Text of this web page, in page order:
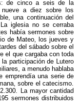
de cinco a seis de la
a diez sobre los
una continuación del
iglesia no se cerraba
había sermones sobre
de Mateo, los jueves y
del sábado sobre el
el que cargaba con toda
participación de Lutero
a menudo hablaba
emprendía una serie de
sobre el catecismo.
La mayor cantidad
sermones distribuidos